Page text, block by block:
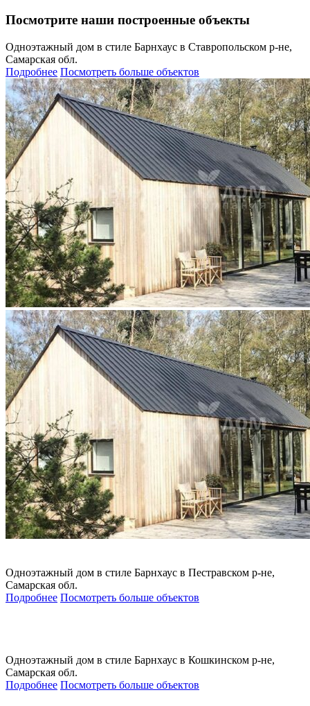
Посмотрите наши построенные объекты
Одноэтажный дом в стиле Барнхаус в Ставропольском р-не,
Самарская обл.
Подробнее Посмотреть больше объектов
Одноэтажный дом в стиле Барнхаус в Пестравском р-не,
Самарская обл.
Подробнее Посмотреть больше объектов
Одноэтажный дом в стиле Барнхаус в Кошкинском р-не,
Самарская обл.
Подробнее Посмотреть больше объектов